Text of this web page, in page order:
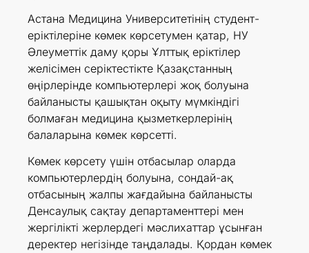
Астана Медицина Университетінің студент-
еріктілеріне көмек көрсетумен қатар, НУ
Әлеуметтік даму қоры Ұлттық еріктілер
желісімен серіктестікте Қазақстанның
өңірлерінде компьютерлері жоқ болуына
байланысты қашықтан оқыту мүмкіндігі
болмаған медицина қызметкерлерінің
балаларына көмек көрсетті.
Көмек көрсету үшін отбасылар оларда
компьютерлердің болуына, сондай-ақ
отбасының жалпы жағдайына байланысты
Денсаулық сақтау департаменттері мен
жергілікті жерлердегі мәслихаттар ұсынған
деректер негізінде таңдалады. Қордан көмек